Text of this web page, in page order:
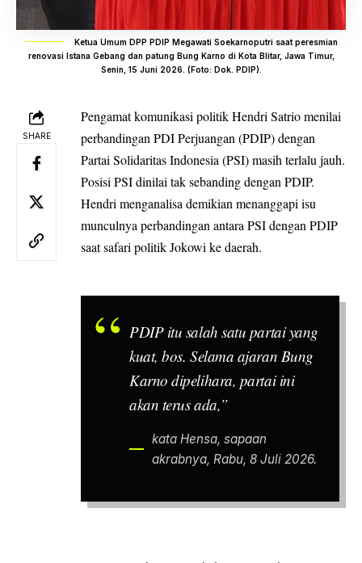
Ketua Umum DPP PDIP Megawati Soekarnoputri saat peresmian
renovasi Istana Gebang dan patung Bung Karno di Kota Blitar, Jawa Timur,
Senin, 15 Juni 2026. (Foto: Dok. PDIP).
SHARE
Pengamat komunikasi politik Hendri Satrio menilai
perbandingan PDI Perjuangan (PDIP) dengan
Partai Solidaritas Indonesia (PSI) masih terlalu jauh.
Posisi PSI dinilai tak sebanding dengan PDIP.
Hendri menganalisa demikian menanggapi isu
munculnya perbandingan antara PSI dengan PDIP
saat safari politik Jokowi ke daerah.
PDIP itu salah satu partai yang
kuat, bos. Selama ajaran Bung
Karno dipelihara, partai ini
akan terus ada,”
kata Hensa, sapaan
akrabnya, Rabu, 8 Juli 2026.